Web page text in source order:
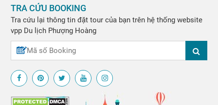
TRA CỨU BOOKING
Tra cứu lại thông tin đặt tour của bạn trên hệ thống website
vpp Du lịch Phượng Hoàng